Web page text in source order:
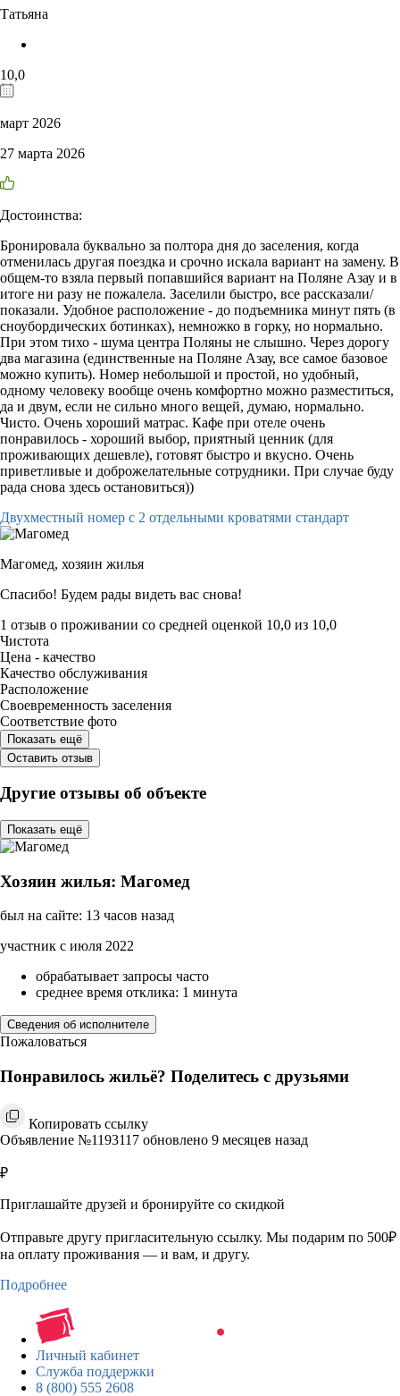
Татьяна
10,0
март 2026
27 марта 2026
Достоинства:
Бронировала буквально за полтора дня до заселения, когда
отменилась другая поездка и срочно искала вариант на замену. В
общем-то взяла первый попавшийся вариант на Поляне Азау и в
итоге ни разу не пожалела. Заселили быстро, все рассказали/
показали. Удобное расположение - до подъемника минут пять (в
сноубордических ботинках), немножко в горку, но нормально.
При этом тихо - шума центра Поляны не слышно. Через дорогу
два магазина (единственные на Поляне Азау, все самое базовое
можно купить). Номер небольшой и простой, но удобный,
одному человеку вообще очень комфортно можно разместиться,
да и двум, если не сильно много вещей, думаю, нормально.
Чисто. Очень хороший матрас. Кафе при отеле очень
понравилось - хороший выбор, приятный ценник (для
проживающих дешевле), готовят быстро и вкусно. Очень
приветливые и доброжелательные сотрудники. При случае буду
рада снова здесь остановиться))
Двухместный номер с 2 отдельными кроватями стандарт
Магомед, хозяин жилья
Спасибо! Будем рады видеть вас снова!
1 отзыв о проживании со средней оценкой 10,0 из 10,0
Чистота
Цена - качество
Качество обслуживания
Расположение
Своевременность заселения
Соответствие фото
Показать ещё
Оставить отзыв
Другие отзывы об объекте
Показать ещё
Хозяин жилья: Магомед
был на сайте: 13 часов назад
участник с июля 2022
обрабатывает запросы часто
среднее время отклика: 1 минута
Сведения об исполнителе
Пожаловаться
Понравилось жильё? Поделитесь с друзьями
Копировать ссылку
Объявление №1193117 обновлено 9 месяцев назад
₽
Приглашайте друзей и бронируйте со скидкой
Отправьте другу пригласительную ссылку. Мы подарим по 500₽
на оплату проживания — и вам, и другу.
Подробнее
Личный кабинет
Служба поддержки
8 (800) 555 2608